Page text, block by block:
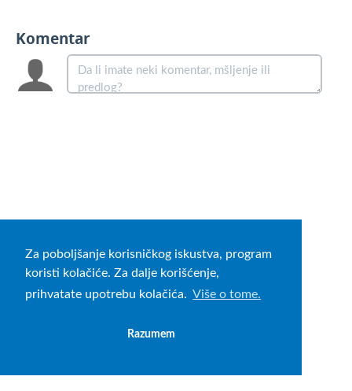
Za poboljšanje korisničkog iskustva, program
koristi kolačiće. Za dalje korišćenje,
prihvatate upotrebu kolačića. Više o tome.
Razumem
Komentar